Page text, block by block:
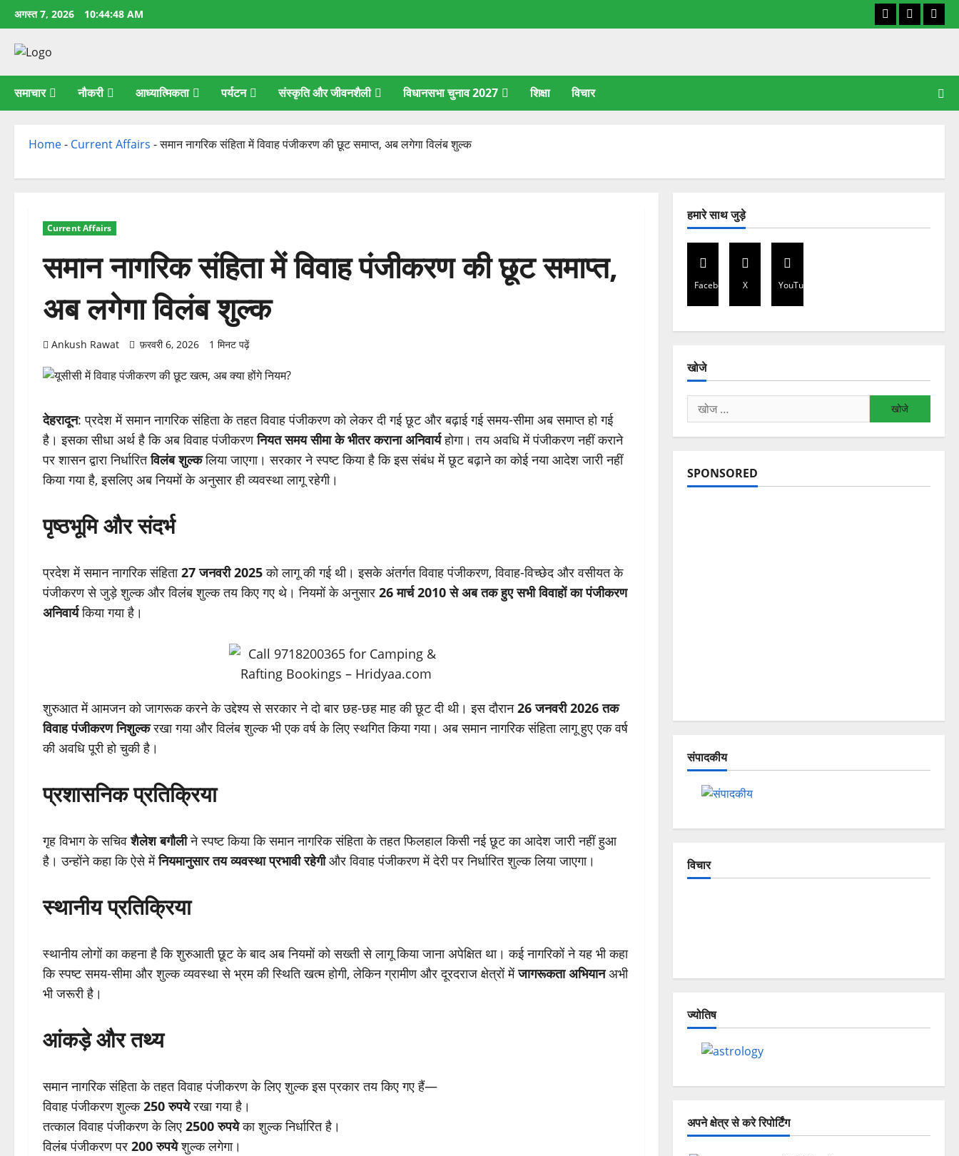
छोड़कर
सामग्री
अगस्त 7, 2026 10:44:49 AM Facebook
X
समाचार नौकरी आध्यात्मिकता पर्यटन संस्कृति और जीवनशैली विधानसभा चुनाव 2027 शिक्षा विचार
Home- Current Affairs -समान नागरिक संहिता में विवाह पंजीकरण की छूट समाप्त, अब लगेगा विलंब शुल्क
Current Affairs
समान नागरिक संहिता में विवाह पंजीकरण की छूट समाप्त,
अब लगेगा विलंब शुल्क
Ankush Rawat फ़रवरी 6, 2026 1 मिनट पढ़ें
देहरादून: प्रदेश में समान नागरिक संहिता के तहत विवाह पंजीकरण को लेकर दी गई छूट और बढ़ाई गई समय-सीमा अब समाप्त हो गई
है। इसका सीधा अर्थ है कि अब विवाह पंजीकरणनियत समय सीमा के भीतर कराना अनिवार्यहोगा। तय अवधि में पंजीकरण नहीं कराने
पर शासन द्वारा निर्धारितविलंब शुल्कलिया जाएगा। सरकार ने स्पष्ट किया है कि इस संबंध में छूट बढ़ाने का कोई नया आदेश जारी नहीं
किया गया है, इसलिए अब नियमों के अनुसार ही व्यवस्था लागू रहेगी।
पृष्ठभूमि और संदर्भ
प्रदेश में समान नागरिक संहिता27 जनवरी 2025को लागू की गई थी। इसके अंतर्गत विवाह पंजीकरण, विवाह-विच्छेद और वसीयत के
पंजीकरण से जुड़े शुल्क और विलंब शुल्क तय किए गए थे। नियमों के अनुसार 26 मार्च 2010 से अब तक हुए सभी विवाहों का पंजीकरण
अनिवार्यकिया गया है।
शुरुआत में आमजन को जागरूक करने के उद्देश्य से सरकार ने दो बार छह-छह माह की छूट दी थी। इस दौरान26 जनवरी 2026 तक
विवाह पंजीकरण निशुल्करखा गया और विलंब शुल्क भी एक वर्ष के लिए स्थगित किया गया। अब समान नागरिक संहिता लागू हुए एक वर्ष
की अवधि पूरी हो चुकी है।
प्रशासनिक प्रतिक्रिया
गृह विभाग के सचिवशैलेश बगौलीने स्पष्ट किया कि समान नागरिक संहिता के तहत फिलहाल किसी नई छूट का आदेश जारी नहीं हुआ
है। उन्होंने कहा कि ऐसे मेंनियमानुसार तय व्यवस्था प्रभावी रहेगीऔर विवाह पंजीकरण में देरी पर निर्धारित शुल्क लिया जाएगा।
स्थानीय प्रतिक्रिया
स्थानीय लोगों का कहना है कि शुरुआती छूट के बाद अब नियमों को सख्ती से लागू किया जाना अपेक्षित था। कई नागरिकों ने यह भी कहा
कि स्पष्ट समय-सीमा और शुल्क व्यवस्था से भ्रम की स्थिति खत्म होगी, लेकिन ग्रामीण और दूरदराज क्षेत्रों मेंजागरूकता अभियानअभी
भी जरूरी है।
आंकड़े और तथ्य
समान नागरिक संहिता के तहत विवाह पंजीकरण के लिए शुल्क इस प्रकार तय किए गए हैं—
विवाह पंजीकरण शुल्क250 रुपयेरखा गया है।
तत्काल विवाह पंजीकरण के लिए 2500 रुपयेका शुल्क निर्धारित है।
विलंब पंजीकरण पर 200 रुपयेशुल्क लगेगा।
हमारे साथ जुड़े
Facebook X YouTube
खोजे
निम्न
को
खोजें:
SPONSORED
संपादकीय
विचार
ज्योतिष
अपने क्षेत्र से करे रिपोर्टिंग